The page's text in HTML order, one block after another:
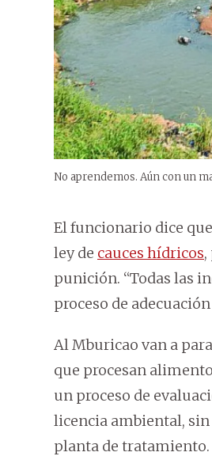
No aprendemos. Aún con un
El funcionario dice
ley de cauces hídricos
punición. “Todas las
proceso de
Al Mburicao van a
que procesan
un proceso de
licencia ambiental,
planta de tratamiento.